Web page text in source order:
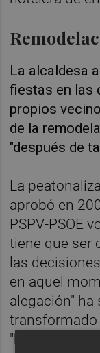
La alcaldesa
fiestas en las
propios
de la
"después de
La
aprobó en
PSPV-PSOE
tiene que ser
las
en aquel
alegación" ha
transformado
"humanizado".